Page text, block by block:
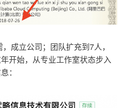
成立公司；团队扩充到7人，
开始，从专业工作室状态步入
：